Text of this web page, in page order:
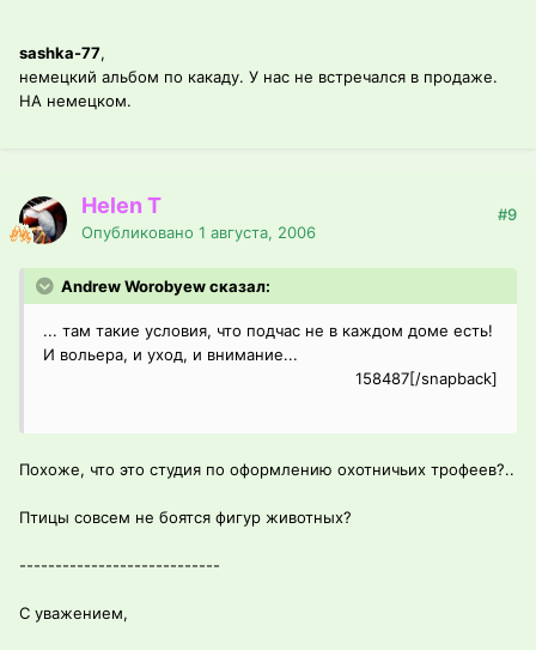
sashka-77,
немецкий альбом по какаду. У нас не встречался в продаже.
НА немецком.
Helen T
Опубликовано 1 августа, 2006
#9
Andrew Worobyew сказал:
... там такие условия, что подчас не в каждом доме есть!
И вольера, и уход, и внимание...
158487[/snapback]
Похоже, что это студия по оформлению охотничьих трофеев?..
Птицы совсем не боятся фигур животных?
----------------------------
С уважением,